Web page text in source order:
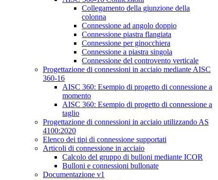
Collegamento della giunzione della
colonna
Connessione ad angolo doppio
Connessione piastra flangiata
Connessione per ginocchiera
Connessione a piastra singola
Connessione del controvento verticale
Progettazione di connessioni in acciaio mediante AISC
360-16
AISC 360: Esempio di progetto di connessione a
momento
AISC 360: Esempio di progetto di connessione a
taglio
Progettazione di connessioni in acciaio utilizzando AS
4100:2020
Elenco dei tipi di connessione supportati
Articoli di connessione in acciaio
Calcolo del gruppo di bulloni mediante ICOR
Bulloni e connessioni bullonate
Documentazione v1